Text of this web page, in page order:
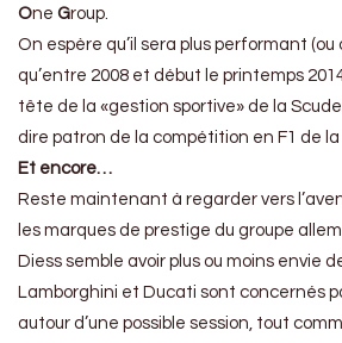
One Group.
On espère qu’il sera plus performant
qu’entre 2008 et début le printemps
tête de la «gestion sportive» de la
dire patron de la compétition en F1 de
Et encore…
Reste maintenant à regarder vers
les marques de prestige du groupe
Diess semble avoir plus ou moins envie
Lamborghini et Ducati sont concernés
autour d’une possible session, tout